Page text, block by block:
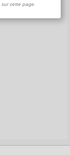
cette page.